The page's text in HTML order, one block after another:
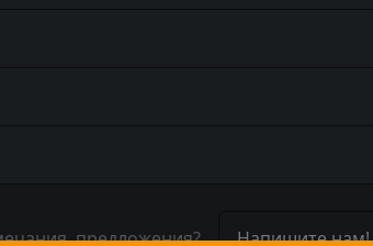
предложения? Напишите нам!